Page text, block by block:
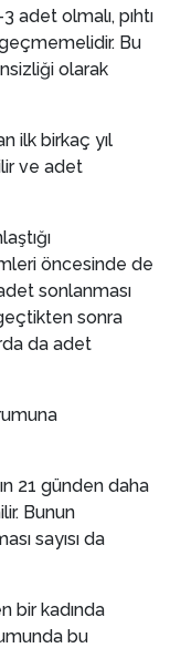
adet olmalı, pıhtı
Bu
olarak
ilk birkaç yıl
ve adet
öncesinde de
sonlanması
sonra
da adet
21 günden daha
Bunun
sayısı da
bir kadında
bu